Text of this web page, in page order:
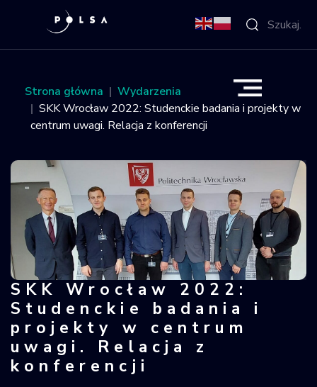
O Agencji
Aktywności
Misja IGNIS
NSIS
Sektor
Polska w
kosmosie
Krajowy Rejestr
Obiektów
Kosmicznych
Strona główna
Wydarzenia
SKK Wrocław 2022: Studenckie badania i projekty w
centrum uwagi. Relacja z konferencji
SKK Wrocław 2022: Studenckie
SKK Wrocław 2022:
Studenckie badania i
projekty w centrum
uwagi. Relacja z
konferencji